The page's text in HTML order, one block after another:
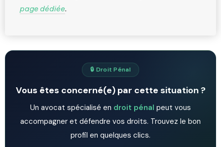
page dédiée.
🔒 Droit Pénal
Vous êtes concerné(e) par cette situation ?
Un avocat spécialisé en droit pénal peut vous
accompagner et défendre vos droits. Trouvez le bon
profil en quelques clics.